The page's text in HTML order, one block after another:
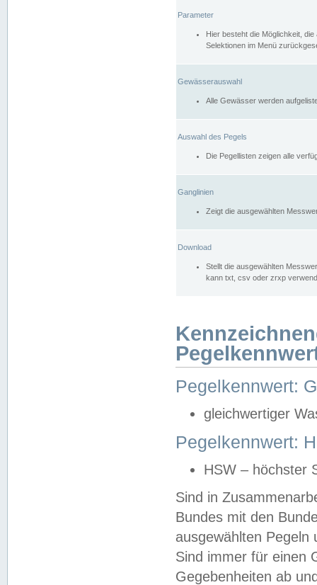
Parameter
Hier besteht die Möglichkeit,
Selektionen im Menü
Gewässerauswahl
Alle Gewässer werden
Auswahl des Pegels
Die Pegellisten zeigen alle
Ganglinien
Zeigt die ausgewählten
Download
Stellt die ausgewählten
kann txt, csv oder zrxp
Pegelkennwert:
gleichwertiger
Pegelkennwert:
HSW – höchster
Sind in
Bundes mit den
ausgewählten
Sind immer für einen
Gegebenheiten ab